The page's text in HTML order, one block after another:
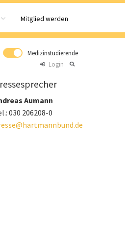
Mitglied werden
Medizinstudierende
Login
Aumann
030 206208-0